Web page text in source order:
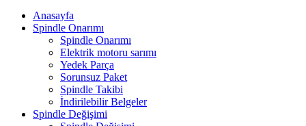
Anasayfa
Spindle Onarımı
Spindle Onarımı
Elektrik motoru sarımı
Yedek Parça
Sorunsuz Paket
Spindle Takibi
İndirilebilir Belgeler
Spindle Değişimi